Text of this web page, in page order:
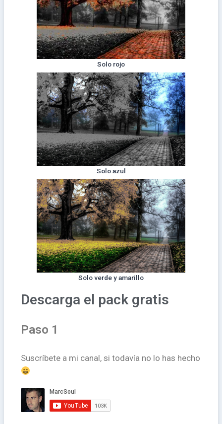
Solo rojo
Solo azul
Solo verde y amarillo
Descarga el pack gratis
Paso 1
Suscríbete a mi canal, si todavía no lo has hecho